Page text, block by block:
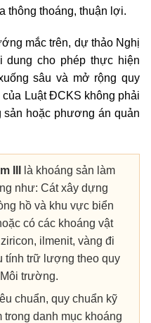
thông thoáng, thuận lợi.
mắc trên, dự thảo Nghị
cho phép thực hiện
sâu và mở rộng quy
Luật ĐCKS không phải
hoặc phương án quản
III
là khoáng sản làm
như: Cát xây dựng
hồ và khu vực biển
có các khoáng vật
ilmenit, vàng đi
tính trữ lượng theo quy
trường.
chuẩn, quy chuẩn kỹ
trong danh mục khoáng